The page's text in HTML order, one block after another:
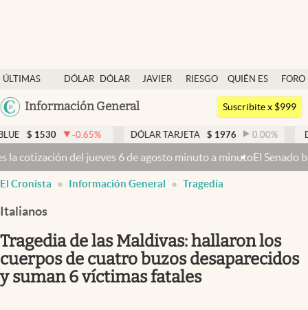
ÚLTIMAS
NOTICIAS
DÓLAR
DÓLAR
JAVIER
RIESGO
QUIÉN ES
QUIÉN
FORO
Argentina
México
Información General
Dólar
Members
Economía y Política
Finanzas y Mercados
Mercados Online
Negocios
Columnistas
Otras secciones
Suscribite x $999
% DÓLAR TARJETA $ 1976 0.00% DÓLAR MEP
minuto a minutoEl Senado busca aprobar la Ley de
El Cronista Información General Tragedia
Italianos
Tragedia de las Maldivas: hallaron los
cuerpos de cuatro buzos desaparecidos
y suman 6 víctimas fatales